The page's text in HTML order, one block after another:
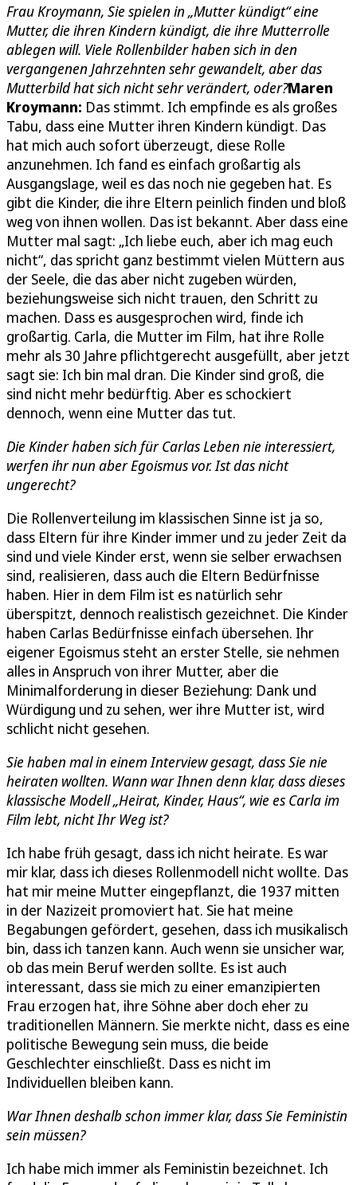
Frau Kroymann, Sie spielen in „Mutter kündigt“ eine
Mutter, die ihren Kindern kündigt, die ihre Mutterrolle
ablegen will. Viele Rollenbilder haben sich in den
vergangenen Jahrzehnten sehr gewandelt, aber das
Mutterbild hat sich nicht sehr verändert, oder?Maren
Kroymann: Das stimmt. Ich empfinde es als großes
Tabu, dass eine Mutter ihren Kindern kündigt. Das
hat mich auch sofort überzeugt, diese Rolle
anzunehmen. Ich fand es einfach großartig als
Ausgangslage, weil es das noch nie gegeben hat. Es
gibt die Kinder, die ihre Eltern peinlich finden und bloß
weg von ihnen wollen. Das ist bekannt. Aber dass eine
Mutter mal sagt: „Ich liebe euch, aber ich mag euch
nicht“, das spricht ganz bestimmt vielen Müttern aus
der Seele, die das aber nicht zugeben würden,
beziehungsweise sich nicht trauen, den Schritt zu
machen. Dass es ausgesprochen wird, finde ich
großartig. Carla, die Mutter im Film, hat ihre Rolle
mehr als 30 Jahre pflichtgerecht ausgefüllt, aber jetzt
sagt sie: Ich bin mal dran. Die Kinder sind groß, die
sind nicht mehr bedürftig. Aber es schockiert
dennoch, wenn eine Mutter das tut.
Die Kinder haben sich für Carlas Leben nie interessiert,
werfen ihr nun aber Egoismus vor. Ist das nicht
ungerecht?
Die Rollenverteilung im klassischen Sinne ist ja so,
dass Eltern für ihre Kinder immer und zu jeder Zeit da
sind und viele Kinder erst, wenn sie selber erwachsen
sind, realisieren, dass auch die Eltern Bedürfnisse
haben. Hier in dem Film ist es natürlich sehr
überspitzt, dennoch realistisch gezeichnet. Die Kinder
haben Carlas Bedürfnisse einfach übersehen. Ihr
eigener Egoismus steht an erster Stelle, sie nehmen
alles in Anspruch von ihrer Mutter, aber die
Minimalforderung in dieser Beziehung: Dank und
Würdigung und zu sehen, wer ihre Mutter ist, wird
schlicht nicht gesehen.
Sie haben mal in einem Interview gesagt, dass Sie nie
heiraten wollten. Wann war Ihnen denn klar, dass dieses
klassische Modell „Heirat, Kinder, Haus“, wie es Carla im
Film lebt, nicht Ihr Weg ist?
Ich habe früh gesagt, dass ich nicht heirate. Es war
mir klar, dass ich dieses Rollenmodell nicht wollte. Das
hat mir meine Mutter eingepflanzt, die 1937 mitten
in der Nazizeit promoviert hat. Sie hat meine
Begabungen gefördert, gesehen, dass ich musikalisch
bin, dass ich tanzen kann. Auch wenn sie unsicher war,
ob das mein Beruf werden sollte. Es ist auch
interessant, dass sie mich zu einer emanzipierten
Frau erzogen hat, ihre Söhne aber doch eher zu
traditionellen Männern. Sie merkte nicht, dass es eine
politische Bewegung sein muss, die beide
Geschlechter einschließt. Dass es nicht im
Individuellen bleiben kann.
War Ihnen deshalb schon immer klar, dass Sie Feministin
sein müssen?
Ich habe mich immer als Feministin bezeichnet. Ich